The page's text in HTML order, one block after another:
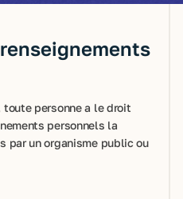
toute personne a le droit
personnels la
par un organisme public ou